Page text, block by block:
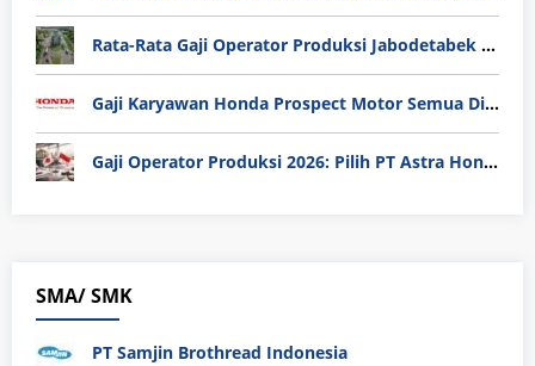
Rata-Rata Gaji Operator Produksi Jabodetabek 2025: Bedah Tuntas UMK, Lemburan, dan Realita Hidup Buruh
Gaji Karyawan Honda Prospect Motor Semua Divisi
Gaji Operator Produksi 2026: Pilih PT Astra Honda Motor (AHM) atau Manufaktur di Jepang?
SMA/ SMK
PT Samjin Brothread Indonesia